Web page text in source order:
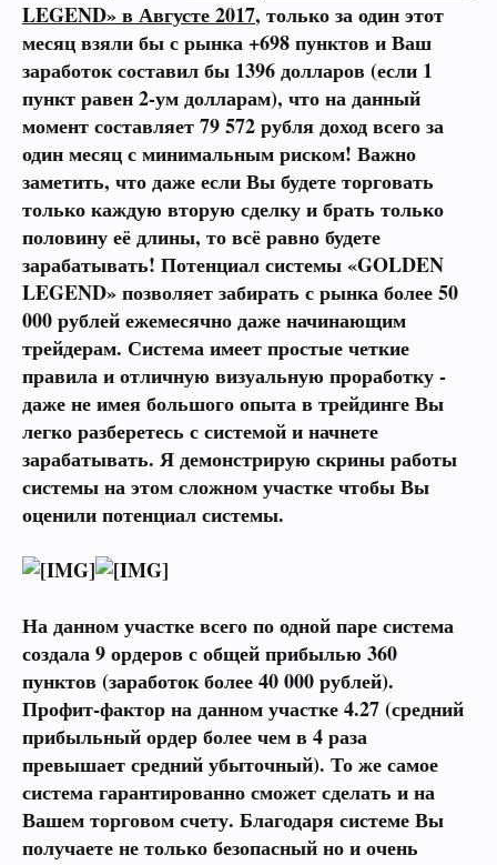
LEGEND» в Августе 2017, только за один этот
месяц взяли бы с рынка +698 пунктов и Ваш
заработок составил бы 1396 долларов (если 1
пункт равен 2-ум долларам), что на данный
момент составляет 79 572 рубля доход всего за
один месяц с минимальным риском! Важно
заметить, что даже если Вы будете торговать
только каждую вторую сделку и брать только
половину её длины, товсё равно будете
зарабатывать! Потенциал системы «GOLDEN
LEGEND» позволяет забирать с рынка более 50
000 рублей ежемесячно даже начинающим
трейдерам. Система имеет простые четкие
правила и отличную визуальную проработку -
даже не имея большого опыта в трейдинге Вы
легко разберетесь с системой и начнете
зарабатывать. Я демонстрирую скрины работы
системы на этом сложном участке чтобы Вы
оценили потенциал системы.
На данном участке всего по одной паре система
создала 9 ордеров с общей прибылью 360
пунктов (заработок более 40 000 рублей).
Профит-фактор на данном участке 4.27 (средний
прибыльный ордер более чем в 4 раза
превышает средний убыточный). То же самое
система гарантированно сможет сделать и на
Вашем торговом счету. Благодаря системе Вы
получаете не только безопасный но и очень